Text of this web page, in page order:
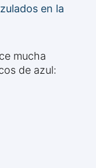
en la
mucha
de azul: